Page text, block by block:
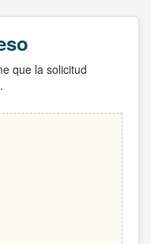
que la solicitud